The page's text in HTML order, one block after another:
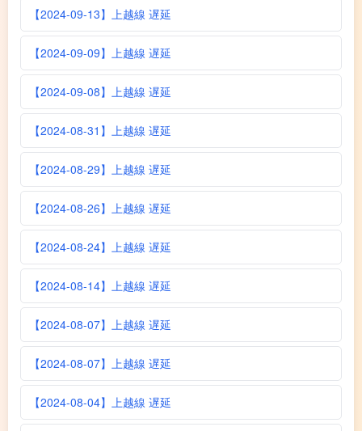
【2024-09-13】上越線 遅延
【2024-09-09】上越線 遅延
【2024-09-08】上越線 遅延
【2024-08-31】上越線 遅延
【2024-08-29】上越線 遅延
【2024-08-26】上越線 遅延
【2024-08-24】上越線 遅延
【2024-08-14】上越線 遅延
【2024-08-07】上越線 遅延
【2024-08-07】上越線 遅延
【2024-08-04】上越線 遅延